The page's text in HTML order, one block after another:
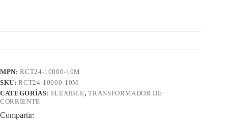
MPN:RCT24-10000-10M
SKU:RCT24-10000-10M
CATEGORÍAS: FLEXIBLE,TRANSFORMADOR DE
CORRIENTE
Compartir: